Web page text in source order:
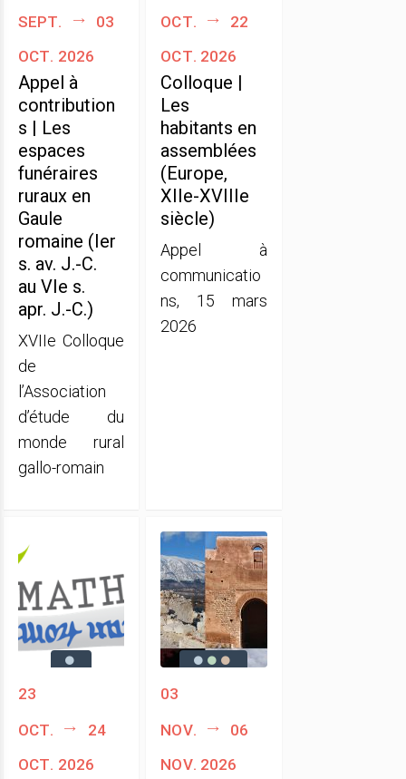
sept.
03
oct. 2026
Appel à
contribution
s | Les
espaces
funéraires
ruraux en
Gaule
romaine (Ier
s. av. J.-C.
au VIe s.
apr. J.-C.)
XVIIe Colloque
de
l’Association
d’étude du
monde rural
gallo-romain
oct.
22
oct. 2026
Colloque |
Les
habitants en
assemblées
(Europe,
XIIe-XVIIIe
siècle)
Appel à
communicatio
ns, 15 mars
2026
23
oct.
24
oct. 2026
03
nov.
06
nov. 2026